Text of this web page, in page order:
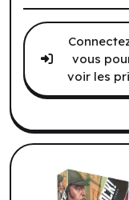
vous
voir les